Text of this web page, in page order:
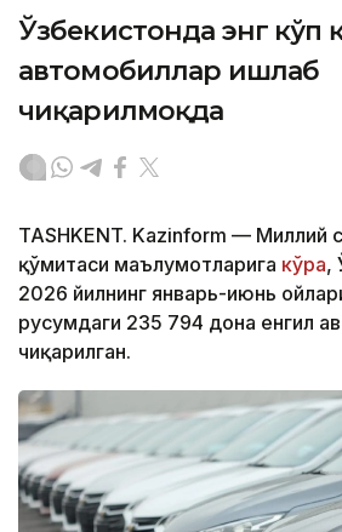
Ўзбекистонда энг кўп
автомобиллар ишлаб
чиқарилмоқда
TASHKENT. Kazinform — Миллий
қўмитаси маълумотларига кўра,
2026 йилнинг январь-июнь
русумдаги 235 794 дона енгил
чиқарилган.